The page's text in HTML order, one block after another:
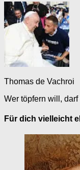
Thomas de Vachroi
Wer töpfern will,
Für dich vielleicht